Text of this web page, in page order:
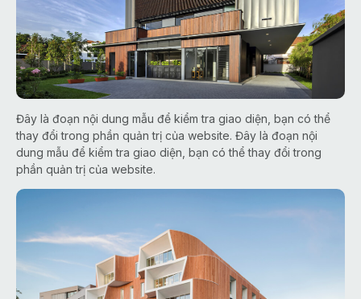
Đây là đoạn nội dung mẫu để kiểm tra giao diện, bạn có thể
thay đổi trong phần quản trị của website. Đây là đoạn nội
dung mẫu để kiểm tra giao diện, bạn có thể thay đổi trong
phần quản trị của website.